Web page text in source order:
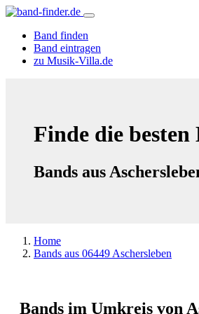
Band finden
Band eintragen
zu Musik-Villa.de
Finde die besten
Bands aus
Home
Bands aus 06449 Aschersleben
Bands im Umkreis von